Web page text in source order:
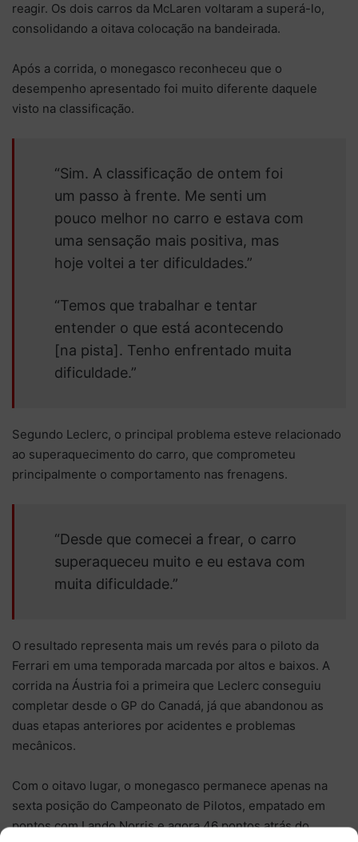
reagir. Os dois carros da McLaren voltaram a superá-lo,
consolidando a oitava colocação na bandeirada.
Após a corrida, o monegasco reconheceu que o
desempenho apresentado foi muito diferente daquele
visto na classificação.
“Sim. A classificação de ontem foi
um passo à frente. Me senti um
pouco melhor no carro e estava com
uma sensação mais positiva, mas
hoje voltei a ter dificuldades.”
“Temos que trabalhar e tentar
entender o que está acontecendo
[na pista]. Tenho enfrentado muita
dificuldade.”
Segundo Leclerc, o principal problema esteve relacionado
ao superaquecimento do carro, que comprometeu
principalmente o comportamento nas frenagens.
“Desde que comecei a frear, o carro
superaqueceu muito e eu estava com
muita dificuldade.”
O resultado representa mais um revés para o piloto da
Ferrari em uma temporada marcada por altos e baixos. A
corrida na Áustria foi a primeira que Leclerc conseguiu
completar desde o GP do Canadá, já que abandonou as
duas etapas anteriores por acidentes e problemas
mecânicos.
Com o oitavo lugar, o monegasco permanece apenas na
sexta posição do Campeonato de Pilotos, empatado em
pontos com Lando Norris e agora 46 pontos atrás do